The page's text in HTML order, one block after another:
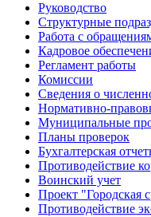
Руководство
Структурные
Работа с
Кадровое
Регламент работы
Комиссии
Сведения о
Нормативно-
Муниципальные
Планы проверок
Бухгалтерская
Противодействие
Воинский учет
Проект "Городская
Противодействие